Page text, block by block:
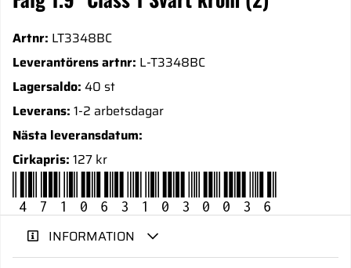
Artnr: LT3348BC
Leverantörens artnr: L-T3348BC
Lagersaldo: 40 st
Leverans: 1-2 arbetsdagar
Nästa leveransdatum:
Cirkapris: 127 kr
4710631030036
INFORMATION